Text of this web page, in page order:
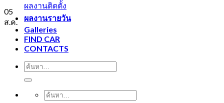
ผลงานติดตั้ง
ผลงานรายวัน
Galleries
FIND CAR
CONTACTS
05
ส.ค.